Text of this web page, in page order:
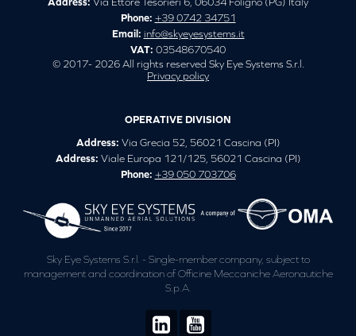
Phone: +39 0742 34751
Email: info@skyeyesystems.it
VAT: 03548670540
© 2017- 2026 All rights reserved Sky Eye Systems S.r.l.
Privacy policy
OPERATIVE DIVISION
Address: Via Grecia 52, 56021 Cascina (PI)
Address: Viale Europa 121/125, 56021 Cascina (PI)
Phone: +39 050 703706
Sky Eye Systems S.r.l. - Single-member company, subject to
management and coordination of Officine Meccaniche Aeronautiche
S.p.A.